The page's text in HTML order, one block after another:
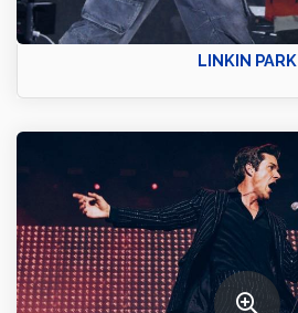
LINKIN PARK